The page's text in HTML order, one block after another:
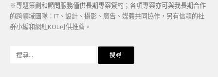
※專題策劃和顧問服務僅供長期專案簽約；各項專案亦可與我長期合作
的跨領域團隊：IT、設計、攝影、廣告、媒體共同協作，另有信賴的社
群小編和網紅KOL可供推薦。